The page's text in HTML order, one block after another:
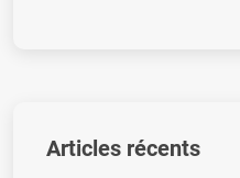
Articles récents